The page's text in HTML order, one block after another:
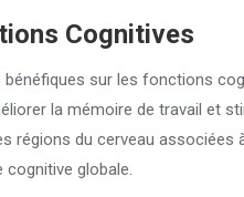
Cognitives
sur les fonctions
la mémoire de travail et
régions du cerveau
globale.